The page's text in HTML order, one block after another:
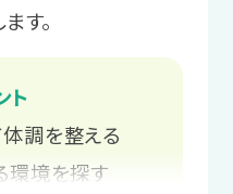
す。
ト
調を整える
環境を探す